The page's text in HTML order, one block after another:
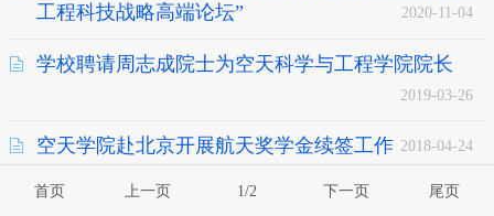
工程科技战略高端论坛”
2020-11-04
学校聘请周志成院士为空天科学与工程学院院长
2019-03-26
空天学院赴北京开展航天奖学金续签工作 2018-04-24
首页 上一页 1/2 下一页 尾页